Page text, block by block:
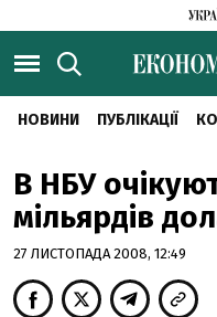
НОВИНИ ПУБЛІКАЦІЇ
В НБУ
мільярдів
27 ЛИСТОПАДА 2008, 12:49